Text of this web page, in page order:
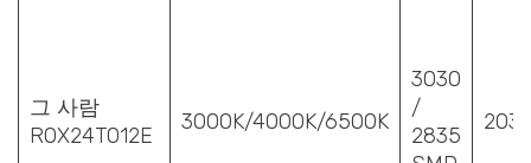
그 사람
ROX24T012E
3000K/4000K/6500K
3030
/
2835